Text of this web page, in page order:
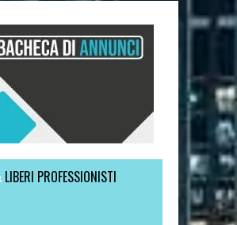
LIBERI PROFESSIONISTI